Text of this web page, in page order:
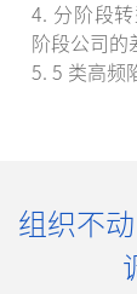
4. 分阶段
阶段公司的
5. 5 类高频
组织不